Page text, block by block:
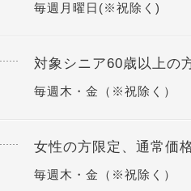
毎週月曜日(※祝除く)
対象シニア60歳以上の
毎週木・金（※祝除く）
女性の方限定、通常価
毎週木・金（※祝除く）